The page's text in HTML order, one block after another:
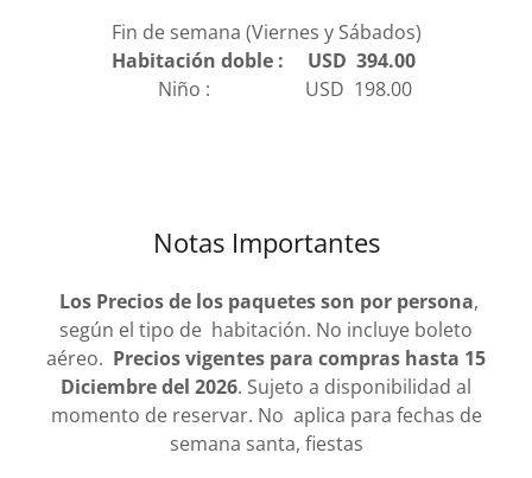
Fin de semana (Viernes y Sábados)
Habitación doble : USD 394.00
Niño : USD 198.00
Notas Importantes
Los Precios de los paquetes son por persona,
según el tipo de habitación. No incluye boleto
aéreo. Precios vigentes para compras hasta 15
Diciembre del 2026. Sujeto a disponibilidad al
momento de reservar. No aplica para fechas de
semana santa, fiestas